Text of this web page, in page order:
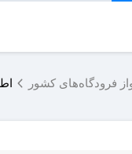
فرودگاه‌های کشور